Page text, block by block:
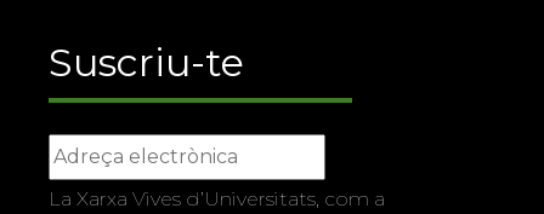
Suscriu-te
La Xarxa Vives d’Universitats, com a